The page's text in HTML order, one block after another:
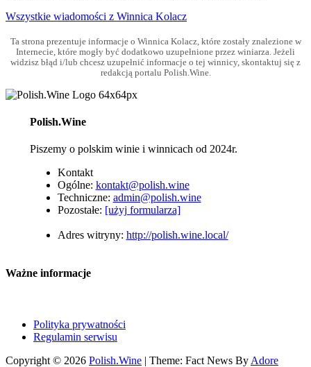
Wszystkie wiadomości z Winnica Kolacz
Ta strona prezentuje informacje o Winnica Kolacz, które zostały znalezione w
Internecie, które mogły być dodatkowo uzupełnione przez winiarza. Jeżeli
widzisz błąd i/lub chcesz uzupełnić informacje o tej winnicy, skontaktuj się z
redakcją portalu Polish.Wine.
Polish.Wine
Piszemy o polskim winie i winnicach od 2024r.
Kontakt
Ogólne: kontakt@polish.wine
Techniczne: admin@polish.wine
Pozostałe: [użyj formularza]
Adres witryny: http://polish.wine.local/
Ważne informacje
Polityka prywatności
Regulamin serwisu
Copyright © 2026 Polish.Wine | Theme: Fact News By Adore